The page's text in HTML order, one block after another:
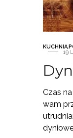
KUCHNIA,
19
Czas
wam